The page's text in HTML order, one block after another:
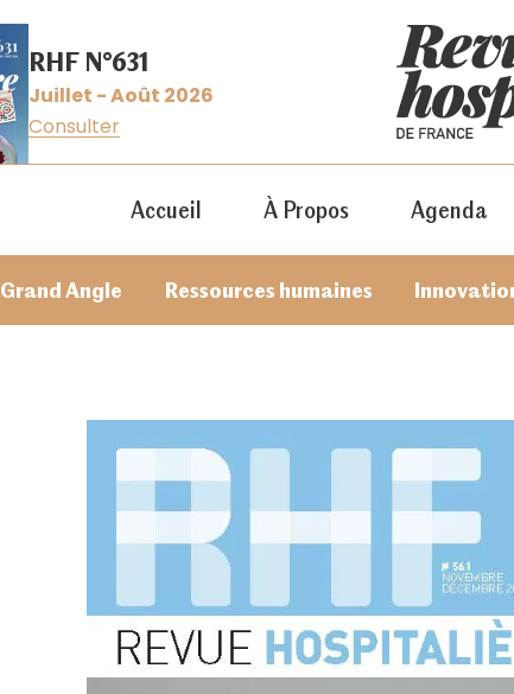
RHF N°631
Juillet - Août 2026
Consulter
Accueil À Propos Agenda
Grand Angle Ressources humaines
Mot de passe oublié ?